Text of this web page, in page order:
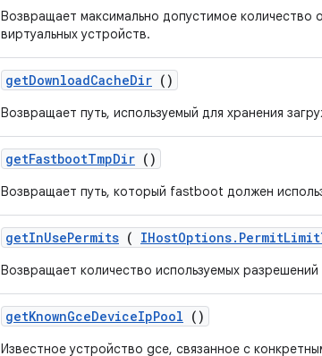
Возвращает максимально допустимое количество
виртуальных устройств.
getDownloadCacheDir ()
Возвращает путь, используемый для хранения
getFastbootTmpDir ()
Возвращает путь, который fastboot должен
getInUsePermits ( IHostOptions. PermitLimit
Возвращает количество используемых разрешений
getKnownGceDeviceIpPool ()
Известное устройство gce, связанное с